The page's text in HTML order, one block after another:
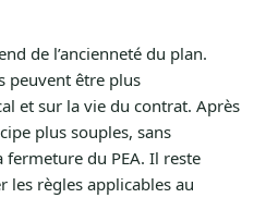
de l’ancienneté du plan.
peuvent être plus
et sur la vie du contrat. Après
plus souples, sans
du PEA. Il reste
les règles applicables au